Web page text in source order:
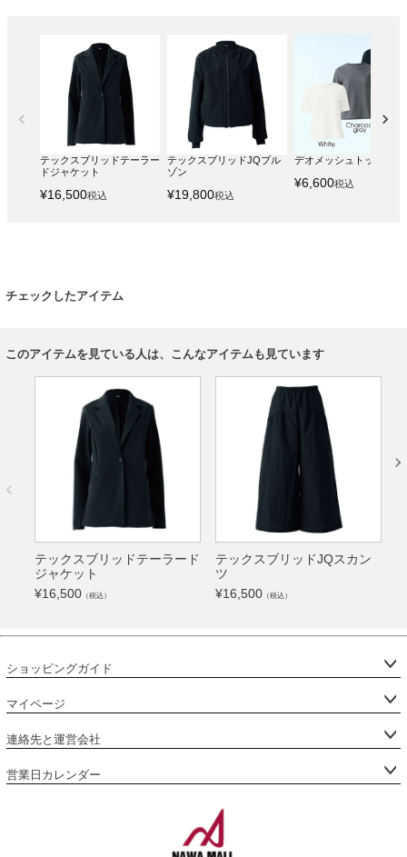
テックスブリッドテーラー
ドジャケット
¥16,500税込
テックスブリッドJQブル
ゾン
¥19,800税込
デオメッシュトップス
¥6,600税込
チェックしたアイテム
このアイテムを見ている人は、こんなアイテムも見ています
テックスブリッドテーラード
ジャケット
¥16,500 （税込）
テックスブリッドJQスカン
ツ
¥16,500 （税込）
ショッピングガイド
マイページ
連絡先と運営会社
営業日カレンダー